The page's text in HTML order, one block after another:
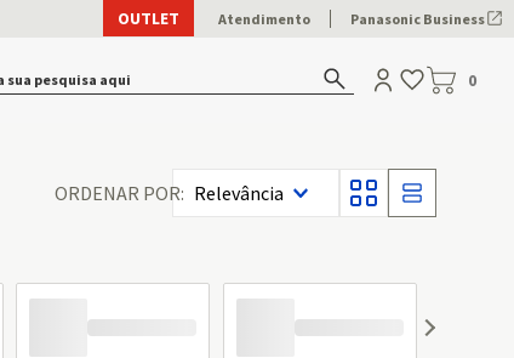
OUTLET Atendimento Panasonic Business
sua pesquisa aqui 0
Relevância